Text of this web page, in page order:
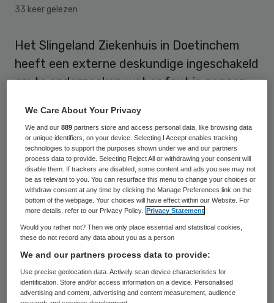
33 keer gelezen
Het Slingeland Ziekenhuis in Doetinchem
heeft een externe deskundige ingeschakeld
om te onderzoeken wat er fout is gegaan
medewerkster, die in mei aan de gevolgen
van kanker is overleden.
Boetekleed
Ook deInspectie voor de Gezondheidszorg
(IGZ)onderzoekt de zaak, zo heeft een
woordvoerster van hetziekenhuis
bevestigd. De behandelend maag-, lever- en
darmspecialist heeft in het personeelsblad
van het ziekenhuis alvast het boetekleed
We Care About Your Privacy
We and our889 partners store and access personal data, like browsing data
or unique identifiers, on your device. Selecting I Accept enables tracking
technologies to support the purposes shown under we and our partners
process data to provide. Selecting Reject All or withdrawing your consent will
disable them. If trackers are disabled, some content and ads you see may not
be as relevant to you. You can resurface this menu to change your choices or
withdraw consent at any time by clicking the Manage Preferences link on the
bottom of the webpage. Your choices will have effect within our Website. For
more details, refer to our Privacy Policy.
Privacy Statement
Would you rather not? Then we only place essential and statistical cookies,
these do not record any data about you as a person
We and our partners process data to provide:
Use precise geolocation data. Actively scan device characteristics for
identification. Store and/or access information on a device. Personalised
advertising and content, advertising and content measurement, audience